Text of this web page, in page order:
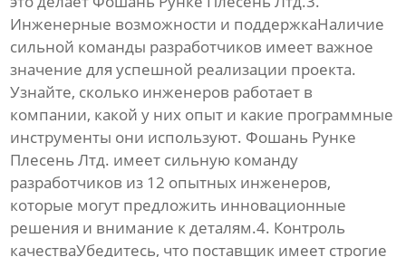
Инженерные возможности и поддержкаНаличие
сильной команды разработчиков имеет важное
значение для успешной реализации проекта.
Узнайте, сколько инженеров работает в
компании, какой у них опыт и какие программные
инструменты они используют. Фошань Рунке
Плесень Лтд. имеет сильную команду
разработчиков из 12 опытных инженеров,
которые могут предложить инновационные
решения и внимание к деталям.4. Контроль
качестваУбедитесь, что поставщик имеет строгие